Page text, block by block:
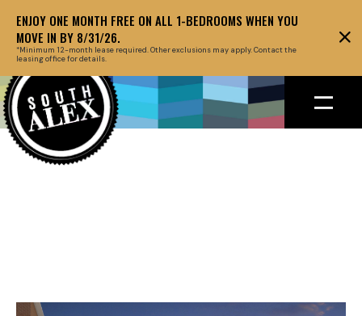
ENJOY ONE MONTH FREE ON ALL 1-BEDROOMS WHEN YOU
MOVE IN BY 8/31/26.
*Minimum 12-month lease required. Other exclusions may apply. Contact the
leasing office for details.
Back to floor plans
March 27, 2019
HEADLINE ABOUT
THE EVENT GOES